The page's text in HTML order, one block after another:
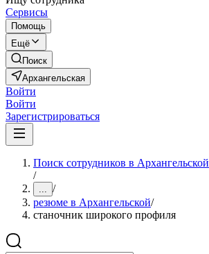
Сервисы
Помощь
Ещё
Поиск
Архангельская
Войти
Войти
Зарегистрироваться
Поиск сотрудников в Архангельской
/
... /
резюме в Архангельской/
станочник широкого профиля